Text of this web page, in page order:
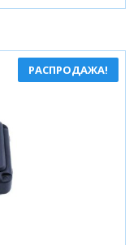
РАСПРОДАЖА!